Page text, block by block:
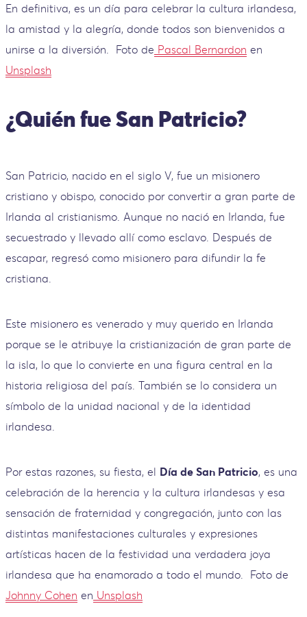
En definitiva, es un día para celebrar la cultura irlandesa,
la amistad y la alegría, donde todos son bienvenidos a
unirse a la diversión.
Foto de Pascal Bernardon en
Unsplash
¿Quién fue San Patricio?
San Patricio, nacido en el siglo V, fue un misionero
cristiano y obispo, conocido por convertir a gran parte de
Irlanda al cristianismo. Aunque no nació en Irlanda, fue
secuestrado y llevado allí como esclavo. Después de
escapar, regresó como misionero para difundir la fe
cristiana.
Este misionero es venerado y muy querido en Irlanda
porque se le atribuye la cristianización de gran parte de
la isla, lo que lo convierte en una figura central en la
historia religiosa del país. También se lo considera un
símbolo de la unidad nacional y de la identidad
irlandesa.
Por estas razones, su fiesta, el Día de San Patricio, es una
celebración de la herencia y la cultura irlandesas y esa
sensación de fraternidad y congregación, junto con las
distintas manifestaciones culturales y expresiones
artísticas hacen de la festividad una verdadera joya
irlandesa que ha enamorado a todo el mundo.
Foto de
Johnny Cohen en Unsplash